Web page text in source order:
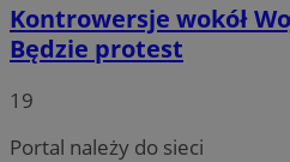
Kontrowersje wokół
Będzie protest
19
Portal należy do sieci